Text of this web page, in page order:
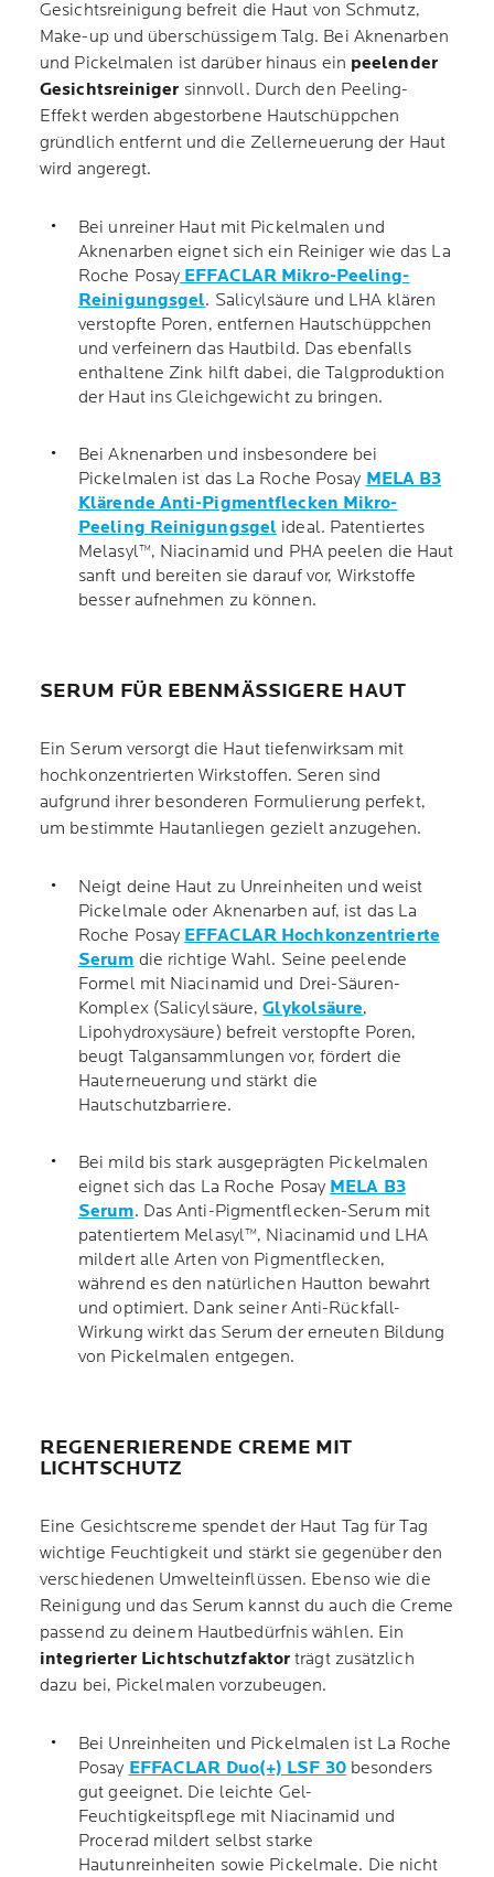
Gesichtsreinigung befreit die Haut von Schmutz,
Make-up und überschüssigem Talg. Bei Aknenarben
und Pickelmalen ist darüber hinaus ein peelender
Gesichtsreiniger sinnvoll. Durch den Peeling-
Effekt werden abgestorbene Hautschüppchen
gründlich entfernt und die Zellerneuerung der Haut
wird angeregt.
Bei unreiner Haut mit Pickelmalen und
Aknenarben eignet sich ein Reiniger wie das La
Roche Posay EFFACLAR Mikro-Peeling-
Reinigungsgel. Salicylsäure und LHA klären
verstopfte Poren, entfernen Hautschüppchen
und verfeinern das Hautbild. Das ebenfalls
enthaltene Zink hilft dabei, die Talgproduktion
der Haut ins Gleichgewicht zu bringen.
Bei Aknenarben und insbesondere bei
Pickelmalen ist das La Roche Posay MELA B3
Klärende Anti-Pigmentflecken Mikro-
Peeling Reinigungsgel ideal. Patentiertes
Melasyl™, Niacinamid und PHA peelen die Haut
sanft und bereiten sie darauf vor, Wirkstoffe
besser aufnehmen zu können.
SERUM FÜR EBENMÄSSIGERE HAUT
Ein Serum versorgt die Haut tiefenwirksam mit
hochkonzentrierten Wirkstoffen. Seren sind
aufgrund ihrer besonderen Formulierung perfekt,
um bestimmte Hautanliegen gezielt anzugehen.
Neigt deine Haut zu Unreinheiten und weist
Pickelmale oder Aknenarben auf, ist das La
Roche Posay EFFACLAR Hochkonzentrierte
Serum die richtige Wahl. Seine peelende
Formel mit Niacinamid und Drei-Säuren-
Komplex (Salicylsäure,Glykolsäure,
Lipohydroxysäure) befreit verstopfte Poren,
beugt Talgansammlungen vor, fördert die
Hauterneuerung und stärkt die
Hautschutzbarriere.
Bei mild bis stark ausgeprägten Pickelmalen
eignet sich das La Roche Posay MELA B3
Serum. Das Anti-Pigmentflecken-Serum mit
patentiertem Melasyl™, Niacinamid und LHA
mildert alle Arten von Pigmentflecken,
während es den natürlichen Hautton bewahrt
und optimiert. Dank seiner Anti-Rückfall-
Wirkung wirkt das Serum der erneuten Bildung
von Pickelmalen entgegen.
REGENERIERENDE CREME MIT
LICHTSCHUTZ
Eine Gesichtscreme spendet der Haut Tag für Tag
wichtige Feuchtigkeit und stärkt sie gegenüber den
verschiedenen Umwelteinflüssen. Ebenso wie die
Reinigung und das Serum kannst du auch die Creme
passend zu deinem Hautbedürfnis wählen. Ein
integrierter Lichtschutzfaktor trägt zusätzlich
dazu bei, Pickelmalen vorzubeugen.
Bei Unreinheiten und Pickelmalen ist La Roche
Posay EFFACLAR Duo(+) LSF 30besonders
gut geeignet. Die leichte Gel-
Feuchtigkeitspflege mit Niacinamid und
Procerad mildert selbst starke
Hautunreinheiten sowie Pickelmale. Die nicht